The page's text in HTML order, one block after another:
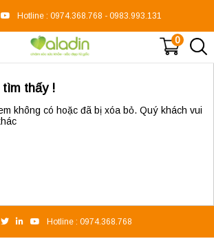
Hotline : 0974.368.768 - 0983.993.131
0
tìm thấy !
không có hoặc đã bị xóa bỏ. Quý khách vui
Hotline : 0974.368.768